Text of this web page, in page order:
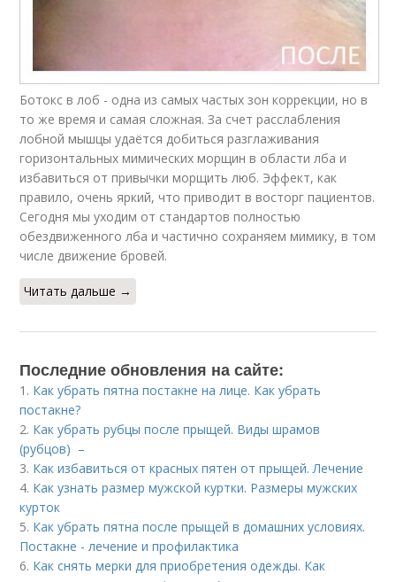
Ботокс в лоб - одна из самых частых зон коррекции, но в
то же время и самая сложная. За счет расслабления
лобной мышцы удаётся добиться разглаживания
горизонтальных мимических морщин в области лба и
избавиться от привычки морщить люб. Эффект, как
правило, очень яркий, что приводит в восторг пациентов.
Сегодня мы уходим от стандартов полностью
обездвиженного лба и частично сохраняем мимику, в том
числе движение бровей.
Читать дальше →
Последние обновления на сайте:
1. Как убрать пятна постакне на лице. Как убрать
постакне?
2. Как убрать рубцы после прыщей. Виды шрамов
(рубцов) –
3. Как избавиться от красных пятен от прыщей. Лечение
4. Как узнать размер мужской куртки. Размеры мужских
курток
5. Как убрать пятна после прыщей в домашних условиях.
Постакне - лечение и профилактика
6. Как снять мерки для приобретения одежды. Как